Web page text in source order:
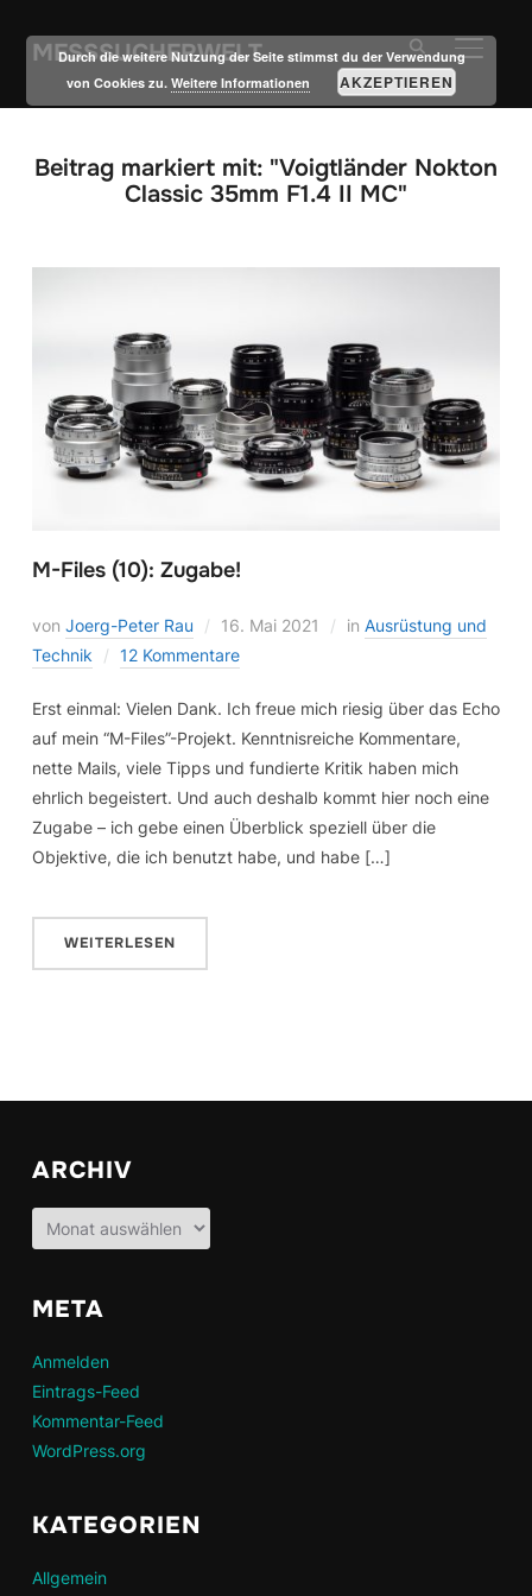
MESSSUCHERWELT
Beitrag markiert mit: "Voigtländer Nokton
Classic 35mm F1.4 II MC"
M-Files (10): Zugabe!
von Joerg-Peter Rau 16. Mai 2021 in Ausrüstung und
Technik
12 Kommentare
Erst einmal: Vielen Dank. Ich freue mich riesig über das Echo
auf mein “M-Files”-Projekt. Kenntnisreiche Kommentare,
nette Mails, viele Tipps und fundierte Kritik haben mich
ehrlich begeistert. Und auch deshalb kommt hier noch eine
Zugabe – ich gebe einen Überblick speziell über die
Objektive, die ich benutzt habe, und habe […]
WEITERLESEN
ARCHIV
Archiv
META
Anmelden
Eintrags-Feed
Kommentar-Feed
WordPress.org
KATEGORIEN
Allgemein
Durch die weitere Nutzung der Seite stimmst du der Verwendung
von Cookies zu.Weitere Informationen AKZEPTIEREN